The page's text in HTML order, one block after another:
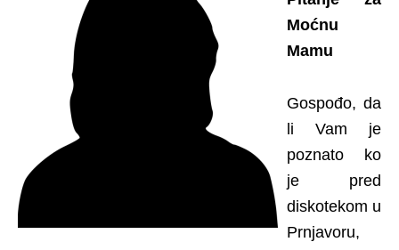
Moćnu
Mamu
Gospođo, da
li Vam je
poznato ko
je pred
diskotekom u
Prnjavoru,